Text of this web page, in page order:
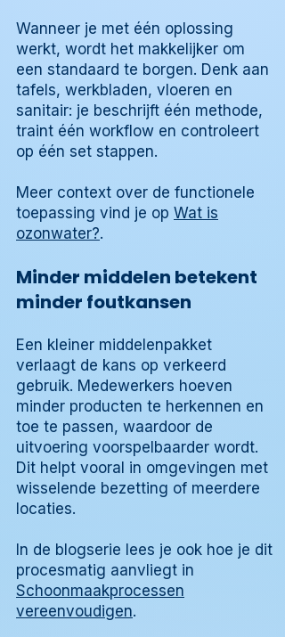
Wanneer je met één oplossing
werkt, wordt het makkelijker om
een standaard te borgen. Denk aan
tafels, werkbladen, vloeren en
sanitair: je beschrijft één methode,
traint één workflow en controleert
op één set stappen.
Meer context over de functionele
toepassing vind je op Wat is
ozonwater?.
Minder middelen betekent
minder foutkansen
Een kleiner middelenpakket
verlaagt de kans op verkeerd
gebruik. Medewerkers hoeven
minder producten te herkennen en
toe te passen, waardoor de
uitvoering voorspelbaarder wordt.
Dit helpt vooral in omgevingen met
wisselende bezetting of meerdere
locaties.
In de blogserie lees je ook hoe je dit
procesmatig aanvliegt in
Schoonmaakprocessen
vereenvoudigen.